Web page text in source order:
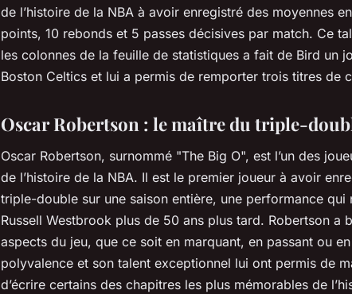
de l’histoire de la NBA à avoir enregistré des moyennes
points, 10 rebonds et 5 passes décisives par match. Ce
les colonnes de la feuille de statistiques a fait de Bird un
Boston Celtics et lui a permis de remporter trois titres de
Oscar Robertson : le maître du triple-
Oscar Robertson, surnommé "The Big O", est l’un des
de l’histoire de la NBA. Il est le premier joueur à avoir
triple-double sur une saison entière, une performance qui
Russell Westbrook plus de 50 ans plus tard. Robertson a
aspects du jeu, que ce soit en marquant, en passant ou
polyvalence et son talent exceptionnel lui ont permis de
d’écrire certains des chapitres les plus mémorables de